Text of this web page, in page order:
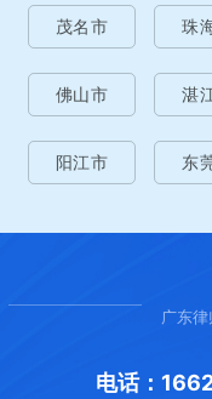
茂名市 珠
佛山市 湛
阳江市 东
广东
电话：